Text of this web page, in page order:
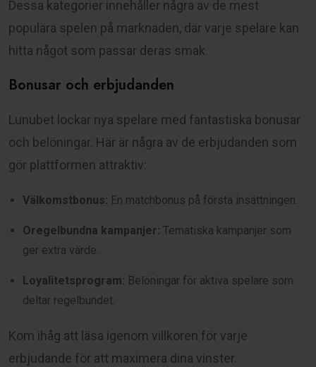
Dessa kategorier innehåller några av de mest
populära spelen på marknaden, där varje spelare kan
hitta något som passar deras smak.
Bonusar och erbjudanden
Lunubet lockar nya spelare med fantastiska bonusar
och belöningar. Här är några av de erbjudanden som
gör plattformen attraktiv:
Välkomstbonus: En matchbonus på första insättningen.
Oregelbundna kampanjer: Tematiska kampanjer som
ger extra värde.
Loyalitetsprogram: Belöningar för aktiva spelare som
deltar regelbundet.
Kom ihåg att läsa igenom villkoren för varje
erbjudande för att maximera dina vinster.